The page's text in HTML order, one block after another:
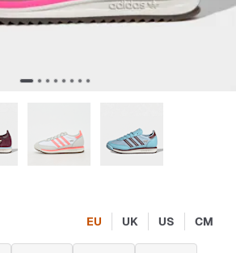
EU UK US CM